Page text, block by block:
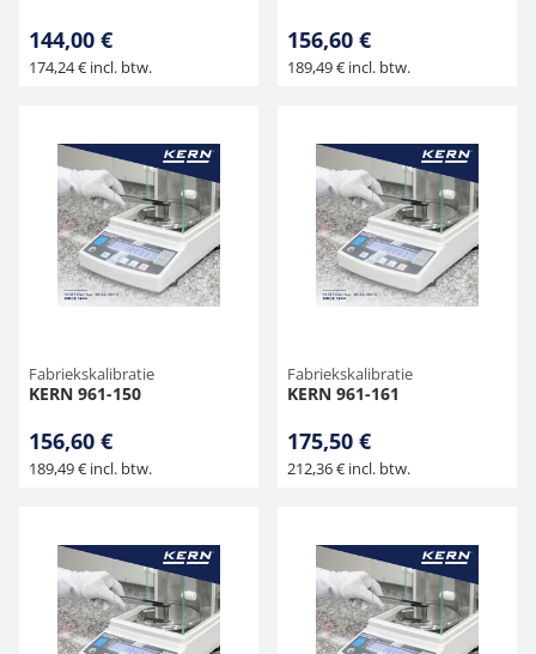
144,00 €
174,24 € incl. btw.
156,60 €
189,49 € incl. btw.
Fabriekskalibratie
KERN 961-150
156,60 €
189,49 € incl. btw.
Fabriekskalibratie
KERN 961-161
175,50 €
212,36 € incl. btw.